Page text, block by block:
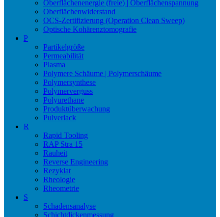
Oberflächenenergie (freie) | Oberflächenspannung
Oberflächenwiderstand
OCS-Zertifizierung (Operation Clean Sweep)
Optische Kohärenztomografie
P
Partikelgröße
Permeabilität
Plasma
Polymere Schäume | Polymerschäume
Polymersynthese
Polymerverguss
Polyurethane
Produktüberwachung
Pulverlack
R
Rapid Tooling
RAP Stra 15
Rauheit
Reverse Engineering
Rezyklat
Rheologie
Rheometrie
S
Schadensanalyse
Schichtdickenmessung